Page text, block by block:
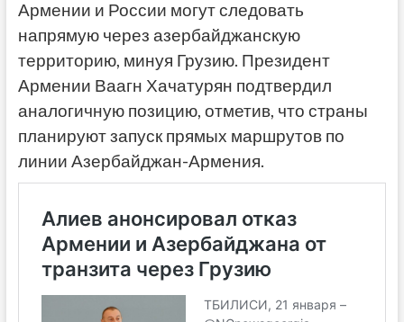
Армении и России могут следовать
напрямую через азербайджанскую
территорию, минуя Грузию. Президент
Армении Ваагн Хачатурян подтвердил
аналогичную позицию, отметив, что страны
планируют запуск прямых маршрутов по
линии Азербайджан-Армения.